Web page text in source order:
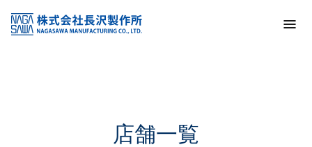
KSS加盟店・取扱店情報
店舗一覧
店舗一覧